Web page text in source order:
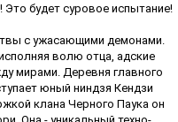
будет суровое испытание!
с ужасающими демонами.
волю отца, адские
мирами. Деревня главного
юный ниндзя Кендзи
клана Черного Паука он